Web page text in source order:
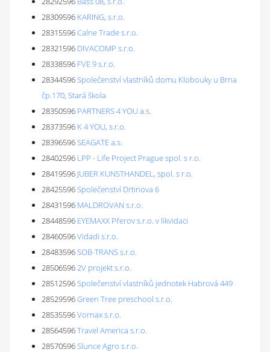
28309596 KARING, s.r.o.
28315596Calne Trade s.r.o.
28321596 DIVACOMP s.r.o.
28338596 FVE 9 s.r.o.
28344596Společenství vlastníků domu Klobouky u Brna
čp.170, Stará škola
28350596 PARTNERS 4 YOU a.s.
28373596 K 4 YOU, s.r.o.
28396596SEAGATE a.s.
28402596 LPP - Life Project Prague spol. s r.o.
28419596 JUBER KUNSTHANDEL, spol. s r.o.
28425596Společenství Drtinova 6
28431596 MALDROVAN s.r.o.
28448596 EYEMAXX Přerov s.r.o. v likvidaci
28460596Vidadi s.r.o.
28483596SOB-TRANS s.r.o.
285065962V projekt s.r.o.
28512596Společenství vlastníků jednotek Habrová 449
28529596Green Tree preschool s.r.o.
28535596Vornax s.r.o.
28564596Travel America s.r.o.
28570596Slunce Agro s.r.o.